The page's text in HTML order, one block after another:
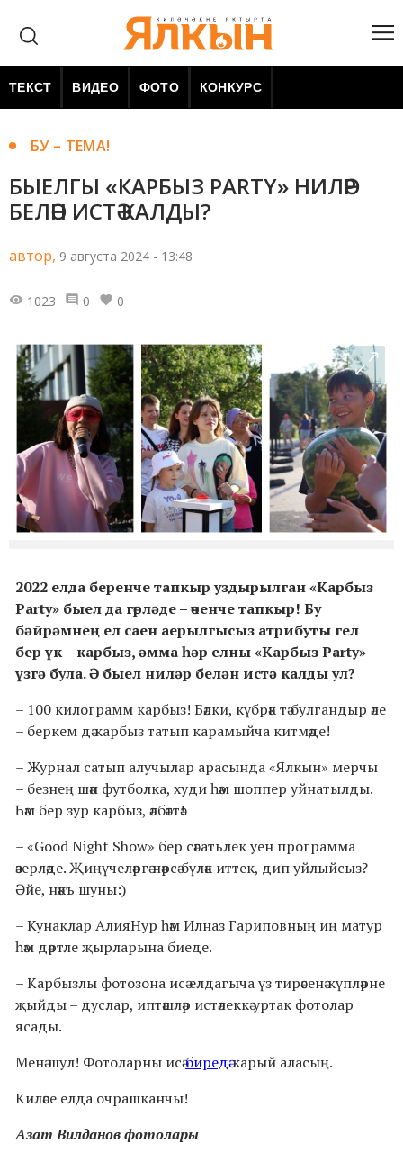
ТЕКСТ ВИДЕО ФОТО КОНКУРС
БУ – ТЕМА!
БЫЕЛГЫ «КАРБЫЗ PARTY» НИЛӘР
БЕЛӘН ИСТӘ КАЛДЫ?
автор, 9 августа 2024 - 13:48
1023 0 0
2022 елда беренче тапкыр уздырылган «Карбыз
Party» быел да гөрләде – өченче тапкыр! Бу
бәйрәмнең ел саен аерылгысыз атрибуты гел
бер үк – карбыз, әмма һәр елны «Карбыз Party»
үзгә була. Ә быел ниләр белән истә калды ул?
– 100 килограмм карбыз! Бәлки, күбрәк тә булгандыр әле
– беркем дә карбыз татып карамыйча китмәде!
– Журнал сатып алучылар арасында «Ялкын» мерчы
– безнең шәп футболка, худи һәм шоппер уйнатылды.
Һәм бер зур карбыз, әлбәттә!
– «Good Night Show» бер сәгатьлек уен программа
әзерләде. Җиңүчеләргә нәрсә бүләк иттек, дип уйлыйсыз?
Әйе, нәкъ шуны:)
– Кунаклар АлияНур һәм Илназ Гариповның иң матур
һәм дәртле җырларына биеде.
– Карбызлы фотозона исә елдагыча үз тирәсенә күпләрне
җыйды – дуслар, иптәшләр истәлеккә уртак фотолар
ясады.
Менә шул! Фотоларны исәбиредәкарый аласың.
Киләсе елда очрашканчы!
Азат Вилданов фотолары